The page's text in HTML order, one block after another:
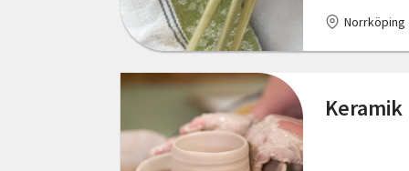
Haninge
Haparanda
Hedemora
Helsingborg
Norrköping